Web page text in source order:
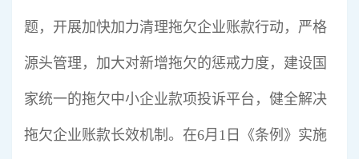
题，开展加快加力清理拖欠企业账款行动，严格
源头管理，加大对新增拖欠的惩戒力度，建设国
家统一的拖欠中小企业款项投诉平台，健全解决
拖欠企业账款长效机制。在6月1日《条例》实施